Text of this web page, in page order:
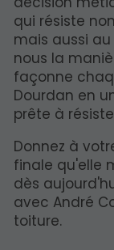
qui résiste
mais aussi
nous la
façonne
Dourdan en
prête à
Donnez à
finale qu'elle
dès
avec André
toiture.